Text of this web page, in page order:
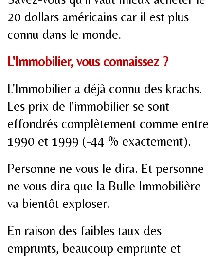
20 dollars américains car il est plus
connu dans le monde.
L'Immobilier, vous connaissez ?
L'Immobilier a déjà connu des krachs.
Les prix de l'immobilier se sont
effondrés complètement comme entre
1990 et 1999 (-44 % exactement).
Personne ne vous le dira. Et personne
ne vous dira que la Bulle Immobilière
va bientôt exploser.
En raison des faibles taux des
emprunts, beaucoup emprunte et